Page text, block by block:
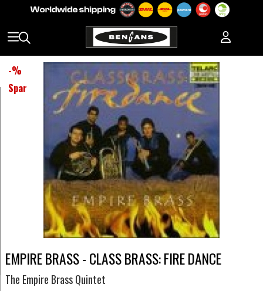
-%
Spar
EMPIRE BRASS - CLASS BRASS: FIRE DANCE
The Empire Brass Quintet